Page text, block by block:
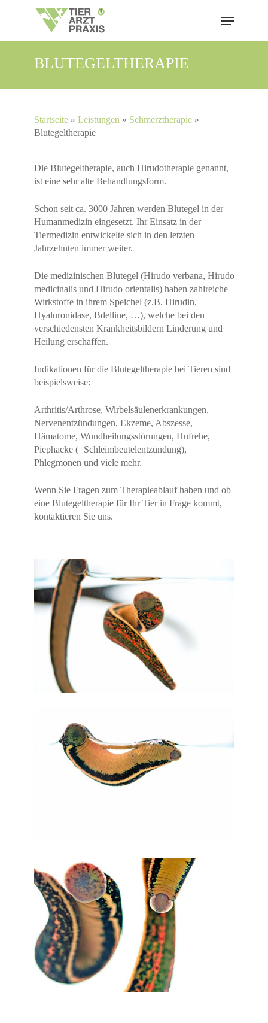
Menu
BLUTEGELTHERAPIE
Startseite» Leistungen » Schmerztherapie»
Blutegeltherapie
Die Blutegeltherapie, auch Hirudotherapie genannt,
ist eine sehr alte Behandlungsform.
Schon seit ca. 3000 Jahren werden Blutegel in der
Humanmedizin eingesetzt. Ihr Einsatz in der
Tiermedizin entwickelte sich in den letzten
Jahrzehnten immer weiter.
Die medizinischen Blutegel (Hirudo verbana, Hirudo
medicinalis und Hirudo orientalis) haben zahlreiche
Wirkstoffe in ihrem Speichel (z.B. Hirudin,
Hyaluronidase, Bdelline, …), welche bei den
verschiedensten Krankheitsbildern Linderung und
Heilung erschaffen.
Indikationen für die Blutegeltherapie bei Tieren sind
beispielsweise:
Arthritis/Arthrose, Wirbelsäulenerkrankungen,
Nervenentzündungen, Ekzeme, Abszesse,
Hämatome, Wundheilungsstörungen, Hufrehe,
Piephacke (=Schleimbeutelentzündung),
Phlegmonen und viele mehr.
Wenn Sie Fragen zum Therapieablauf haben und ob
eine Blutegeltherapie für Ihr Tier in Frage kommt,
kontaktieren Sie uns.